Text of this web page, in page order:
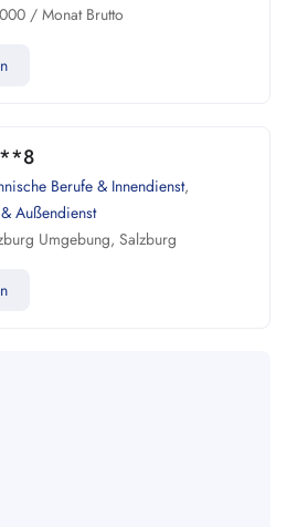
/ Monat Brutto
Berufe & Innendienst,
Außendienst
Umgebung, Salzburg